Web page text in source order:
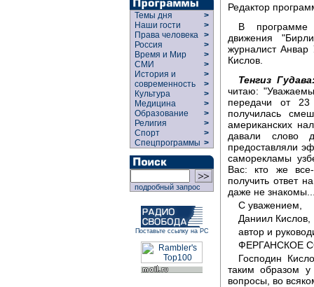
Темы дня
>
Наши гости
>
Права человека >
Россия
>
Время и Мир
>
СМИ
>
История и
современность
>
>
Культура
>
Медицина
>
Образование
>
Религия
>
Спорт
>
Спецпрограммы >
подробный запрос
Поставьте ссылку на РС
Редактор
В программе
движения
журналист Анвар
Кислов.
Тенгиз
читаю:
передачи от
получилась
американских
давали слово
предоставляли
саморекламы
Вас: кто же
получить ответ
даже не
С уважением,
Даниил Кислов,
автор и
ФЕРГАНСКОЕ
Господин
таким образом у
вопросы, во